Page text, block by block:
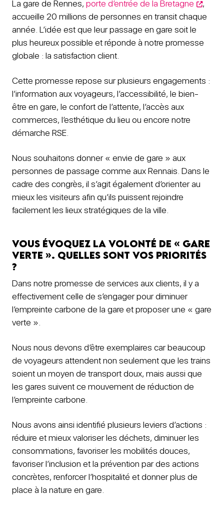
La gare de Rennes, porte d’entrée de la Bretagne
,
accueille 20 millions de personnes en transit chaque
année. L’idée est que leur passage en gare soit le
plus heureux possible et réponde à notre promesse
globale : la satisfaction client.
Cette promesse repose sur plusieurs engagements :
l’information aux voyageurs, l’accessibilité, le bien-
être en gare, le confort de l’attente, l’accès aux
commerces, l’esthétique du lieu ou encore notre
démarche RSE.
Nous souhaitons donner « envie de gare » aux
personnes de passage comme aux Rennais. Dans le
cadre des congrès, il s’agit également d’orienter au
mieux les visiteurs afin qu’ils puissent rejoindre
facilement les lieux stratégiques de la ville.
Vous évoquez la volonté de « gare
verte ». Quelles sont vos priorités
?
Dans notre promesse de services aux clients, il y a
effectivement celle de s’engager pour diminuer
l’empreinte carbone de la gare et proposer une « gare
verte ».
Nous nous devons d’être exemplaires car beaucoup
de voyageurs attendent non seulement que les trains
soient un moyen de transport doux, mais aussi que
les gares suivent ce mouvement de réduction de
l’empreinte carbone.
Nous avons ainsi identifié plusieurs leviers d’actions :
réduire et mieux valoriser les déchets, diminuer les
consommations, favoriser les mobilités douces,
favoriser l’inclusion et la prévention par des actions
concrètes, renforcer l’hospitalité et donner plus de
place à la nature en gare.